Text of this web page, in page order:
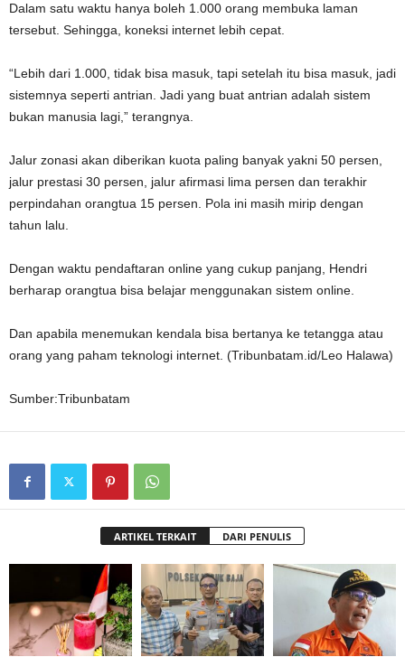
Dalam satu waktu hanya boleh 1.000 orang membuka laman
tersebut. Sehingga, koneksi internet lebih cepat.
“Lebih dari 1.000, tidak bisa masuk, tapi setelah itu bisa masuk, jadi
sistemnya seperti antrian. Jadi yang buat antrian adalah sistem
bukan manusia lagi,” terangnya.
Jalur zonasi akan diberikan kuota paling banyak yakni 50 persen,
jalur prestasi 30 persen, jalur afirmasi lima persen dan terakhir
perpindahan orangtua 15 persen. Pola ini masih mirip dengan
tahun lalu.
Dengan waktu pendaftaran online yang cukup panjang, Hendri
berharap orangtua bisa belajar menggunakan sistem online.
Dan apabila menemukan kendala bisa bertanya ke tetangga atau
orang yang paham teknologi internet. (Tribunbatam.id/Leo Halawa)
Sumber:Tribunbatam
ARTIKEL TERKAIT DARI PENULIS